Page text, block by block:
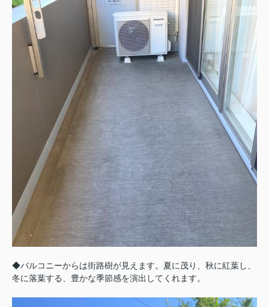
◆バルコニーからは街路樹が見えます。夏に茂り、秋に紅葉し、
冬に落葉する、豊かな季節感を演出してくれます。